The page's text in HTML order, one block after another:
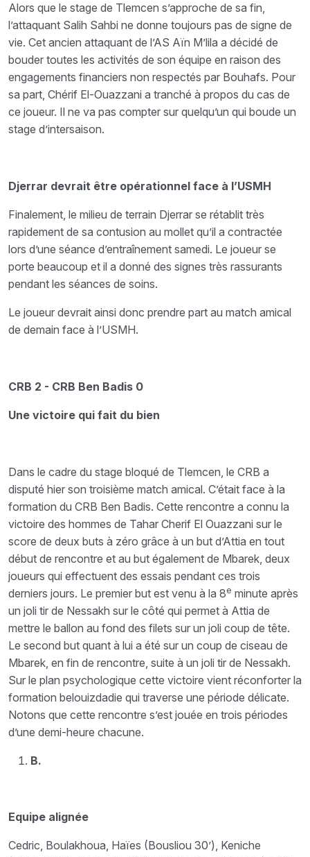
Alors que le stage de Tlemcen s’approche de sa fin,
l’attaquant Salih Sahbi ne donne toujours pas de signe de
vie. Cet ancien attaquant de l’AS Aïn M’lila a décidé de
bouder toutes les activités de son équipe en raison des
engagements financiers non respectés par Bouhafs. Pour
sa part, Chérif El-Ouazzani a tranché à propos du cas de
ce joueur. Il ne va pas compter sur quelqu’un qui boude un
stage d’intersaison.
Djerrar devrait être opérationnel face à l’USMH
Finalement, le milieu de terrain Djerrar se rétablit très
rapidement de sa contusion au mollet qu’il a contractée
lors d’une séance d’entraînement samedi. Le joueur se
porte beaucoup et il a donné des signes très rassurants
pendant les séances de soins.
Le joueur devrait ainsi donc prendre part au match amical
de demain face à l’USMH.
CRB 2 - CRB Ben Badis 0
Une victoire qui fait du bien
Dans le cadre du stage bloqué de Tlemcen, le CRB a
disputé hier son troisième match amical. C’était face à la
formation du CRB Ben Badis. Cette rencontre a connu la
victoire des hommes de Tahar Cherif El Ouazzani sur le
score de deux buts à zéro grâce à un but d’Attia en tout
début de rencontre et au but également de Mbarek, deux
joueurs qui effectuent des essais pendant ces trois
derniers jours. Le premier but est venu à la 8e minute après
un joli tir de Nessakh sur le côté qui permet à Attia de
mettre le ballon au fond des filets sur un joli coup de tête.
Le second but quant à lui a été sur un coup de ciseau de
Mbarek, en fin de rencontre, suite à un joli tir de Nessakh.
Sur le plan psychologique cette victoire vient réconforter la
formation belouizdadie qui traverse une période délicate.
Notons que cette rencontre s’est jouée en trois périodes
d’une demi-heure chacune.
B.
Equipe alignée
Cedric, Boulakhoua, Haïes (Bousliou 30’), Keniche